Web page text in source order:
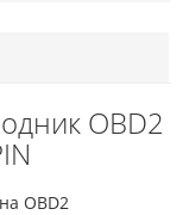
OBD2
OBD2